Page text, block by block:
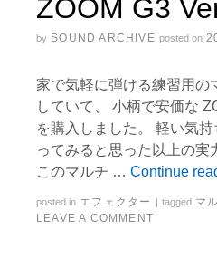
ZOOM G3
by SOUND ARCHIVE posted on
家で気軽に弾ける練習用の
していて、 小柄で安価な
を購入しました。 軽い気
ってみると思った以上の実
このマルチ … Continue
posted in エフェクター tagged マ
LEAVE A COMMENT